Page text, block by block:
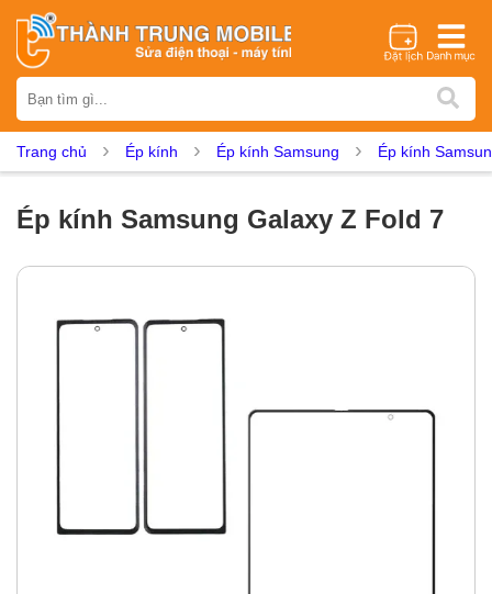
iPhone Samsung Oppo Xiaomi Realme Vivo
Vsmart Huawei Google Pixel
Dịch vụ sửa chữa
Màn hình Oppo
Thay pin
Trang chủ Ép kính Ép kính Samsung Ép kính
Ép kính Samsung Galaxy Z Fold 7